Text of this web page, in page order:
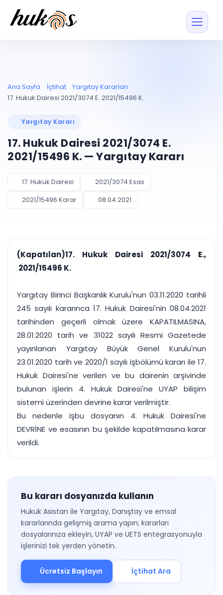
Entegrasyonu
UYAP ile otomatik
UYAP Evrak
Entegrasyonu
UETS Entegrasyonu
Tebligatları anında
Müvekkil ve taraf
Vekalet
PLANLAMA & TAKİP
Pano ve Takip
Duruşma ve görev
takvimi
Hatırlatma ve
takibi
Tek panelde uçtan uca yönetim
UYAP & UETS entegrasyonundan finansa, hepsi bir arada.
Tüm özellikleri inceleyin Ücretsiz Başlayın
Blog
Ücretsiz Başlayın Giriş Yap
Ana Sayfa İçtihat
Yargıtay Kararları
17. Hukuk Dairesi 2021/3074 E. 2021/15496 K.
Yargıtay Kararı
17. Hukuk Dairesi 2021/3074 E.
2021/15496 K. — Yargıtay Kararı
17. Hukuk Dairesi
2021/3074 Esas
2021/15496 Karar
08.04.2021
(Kapatılan)17. Hukuk Dairesi 2021/3074 E.,
2021/15496 K.
Yargıtay Birinci Başkanlık Kurulu'nun 03.11.2020 tarihli
245 sayılı kararınca 17. Hukuk Dairesi'nin 08.04.2021
tarihinden geçerli olmak üzere KAPATILMASINA,
28.01.2020 tarih ve 31022 sayılı Resmi Gazetede
yayınlanan Yargıtay Büyük Genel Kurulu'nun
23.01.2020 tarih ve 2020/1 sayılı işbölümü kararı ile 17.
Hukuk Dairesi'ne verilen ve bu dairenin arşivinde
bulunan işlerin 4. Hukuk Dairesi'ne UYAP bilişim
sistemi üzerinden devrine karar verilmiştir.
Bu nedenle işbu dosyanın 4. Hukuk Dairesi'ne
DEVRİNE ve esasının bu şekilde kapatılmasına karar
verildi.
Bu kararı dosyanızda kullanın
Hukuk Asistan ile Yargıtay, Danıştay ve emsal
kararlarında gelişmiş arama yapın; kararları
dosyalarınıza ekleyin, UYAP ve UETS entegrasyonuyla
işlerinizi tek yerden yönetin.
Ücretsiz Başlayın İçtihat Ara